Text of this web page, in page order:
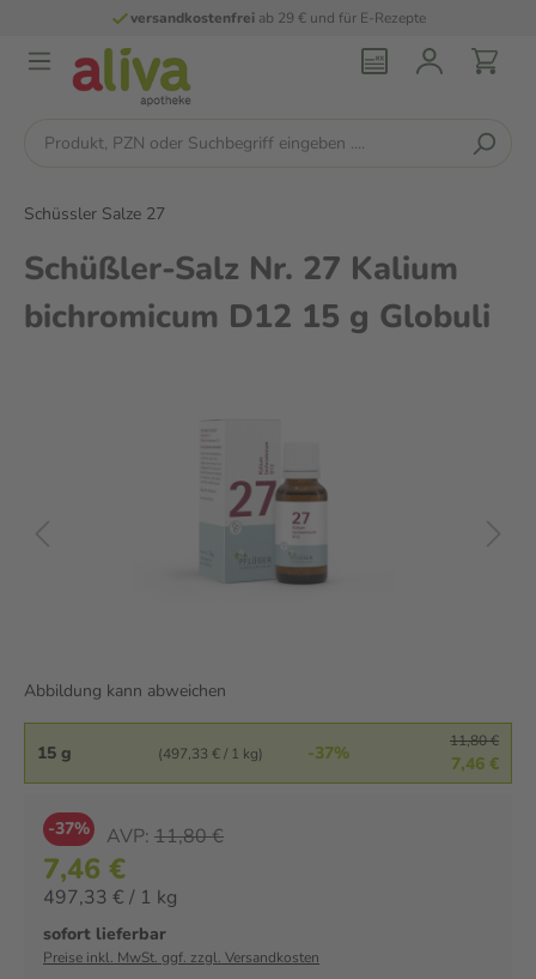
versandkostenfreiab 29 € und für E-Rezepte
Schüssler Salze 27
Schüßler-Salz Nr. 27 Kalium
bichromicum D12 15 g Globuli
Abbildung kann abweichen
15 g (497,33 € / 1 kg) -37%
11,80 €
7,46 €
-37% AVP: 11,80 €
7,46 €
497,33 € / 1 kg
sofort lieferbar
Preise inkl. MwSt. ggf. zzgl. Versandkosten